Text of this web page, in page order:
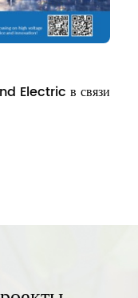
Electric в связи